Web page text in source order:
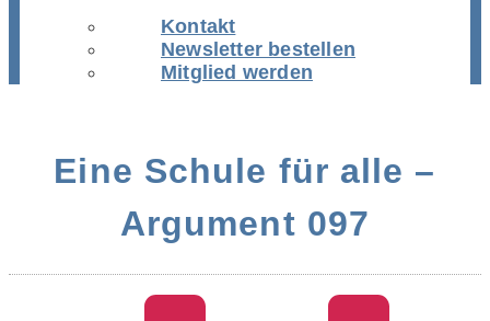
Kontakt
Newsletter bestellen
Mitglied werden
Eine Schule für alle –
Argument 097